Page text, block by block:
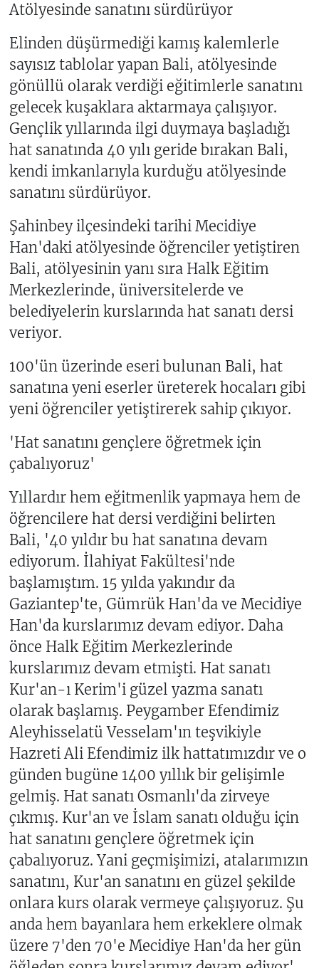
Atölyesinde sanatını sürdürüyor
Elinden düşürmediği kamış kalemlerle
sayısız tablolar yapan Bali, atölyesinde
gönüllü olarak verdiği eğitimlerle sanatını
gelecek kuşaklara aktarmaya çalışıyor.
Gençlik yıllarında ilgi duymaya başladığı
hat sanatında 40 yılı geride bırakan Bali,
kendi imkanlarıyla kurduğu atölyesinde
sanatını sürdürüyor.
Şahinbey ilçesindeki tarihi Mecidiye
Han'daki atölyesinde öğrenciler yetiştiren
Bali, atölyesinin yanı sıra Halk Eğitim
Merkezlerinde, üniversitelerde ve
belediyelerin kurslarında hat sanatı dersi
veriyor.
100'ün üzerinde eseri bulunan Bali, hat
sanatına yeni eserler üreterek hocaları gibi
yeni öğrenciler yetiştirerek sahip çıkıyor.
'Hat sanatını gençlere öğretmek için
çabalıyoruz'
Yıllardır hem eğitmenlik yapmaya hem de
öğrencilere hat dersi verdiğini belirten
Bali, '40 yıldır bu hat sanatına devam
ediyorum. İlahiyat Fakültesi'nde
başlamıştım. 15 yılda yakındır da
Gaziantep'te, Gümrük Han'da ve Mecidiye
Han'da kurslarımız devam ediyor. Daha
önce Halk Eğitim Merkezlerinde
kurslarımız devam etmişti. Hat sanatı
Kur'an-ı Kerim'i güzel yazma sanatı
olarak başlamış. Peygamber Efendimiz
Aleyhisselatü Vesselam'ın teşvikiyle
Hazreti Ali Efendimiz ilk hattatımızdır ve o
günden bugüne 1400 yıllık bir gelişimle
gelmiş. Hat sanatı Osmanlı'da zirveye
çıkmış. Kur'an ve İslam sanatı olduğu için
hat sanatını gençlere öğretmek için
çabalıyoruz. Yani geçmişimizi, atalarımızın
sanatını, Kur'an sanatını en güzel şekilde
onlara kurs olarak vermeye çalışıyoruz. Şu
anda hem bayanlara hem erkeklere olmak
üzere 7'den 70'e Mecidiye Han'da her gün